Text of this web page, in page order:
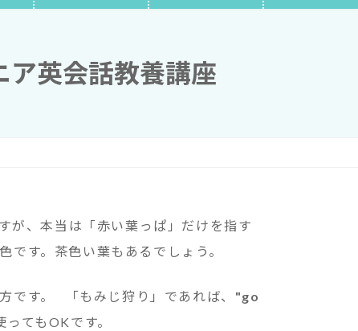
英会話教養講座
が、本当は「赤い葉っぱ」だけを指す
です。茶色い葉もあるでしょう。
です。 「もみじ狩り」であれば、 "go
てもOKです。